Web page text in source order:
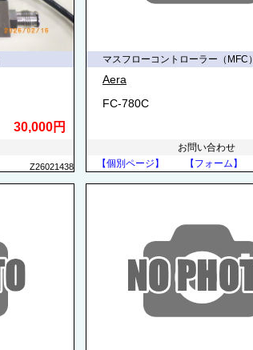
30,000円
Z26021438
マスフローコントローラー（MFC）
Aera
FC-780C
お問い合わせ
【個別ページ】
【フォーム】